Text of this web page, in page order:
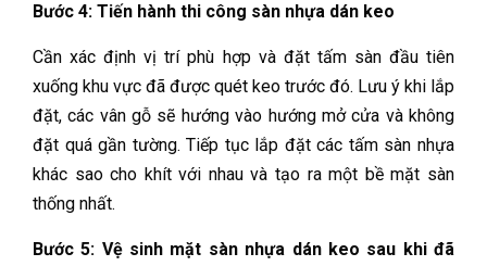
Bước 4: Tiến hành thi công sàn nhựa dán keo
Cần xác định vị trí phù hợp và đặt tấm sàn đầu tiên
xuống khu vực đã được quét keo trước đó. Lưu ý khi lắp
đặt, các vân gỗ sẽ hướng vào hướng mở cửa và không
đặt quá gần tường. Tiếp tục lắp đặt các tấm sàn nhựa
khác sao cho khít với nhau và tạo ra một bề mặt sàn
thống nhất.
Bước 5: Vệ sinh mặt sàn nhựa dán keo sau khi đã